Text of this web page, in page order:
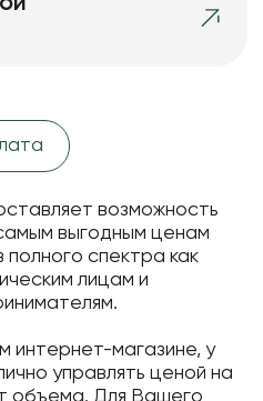
возможность
выгодным ценам
спектра как
лицам и
интернет-магазине, у
управлять ценой на
объема. Для Вашего